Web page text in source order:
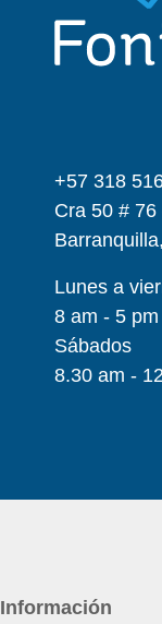
+57 318
Cra 50 # 76
Lunes a
8 am - 5 pm
Sábados
8.30 am -
Información